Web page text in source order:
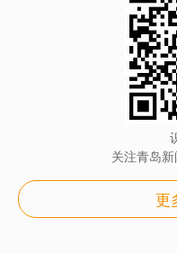
关注青岛
更